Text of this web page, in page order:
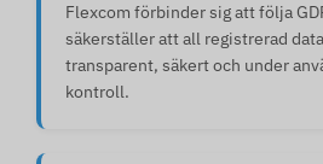
Flexcom förbinder sig att följa
säkerställer att all registrerad
transparent, säkert och under
kontroll.